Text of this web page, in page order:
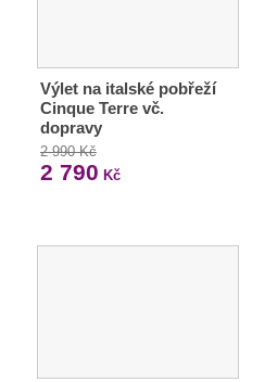
Výlet na italské pobřeží
Cinque Terre vč.
dopravy
2 990 Kč
2 790 Kč